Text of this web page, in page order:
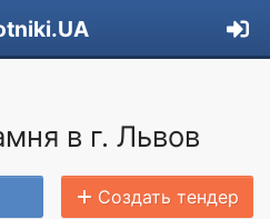
в г. Львов
Создать тендер